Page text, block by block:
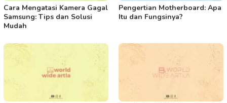
Cara Mengatasi Kamera Gagal
Samsung: Tips dan Solusi
Mudah
Pengertian Motherboard: Apa
Itu dan Fungsinya?